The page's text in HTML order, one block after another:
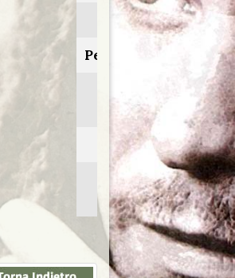
2002
Personaggio:
Mondego
Regia di:
Kevin
Reynolds